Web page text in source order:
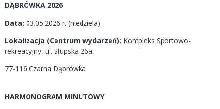
DĄBRÓWKA 2026
Data: 03.05.2026 r. (niedziela)
Lokalizacja (Centrum wydarzeń): Kompleks Sportowo-
rekreacyjny, ul. Słupska 26a,
77-116 Czarna Dąbrówka
HARMONOGRAM MINUTOWY